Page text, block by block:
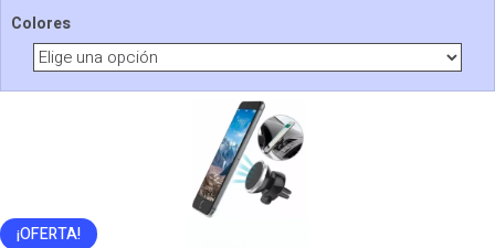
Colores
¡OFERTA!